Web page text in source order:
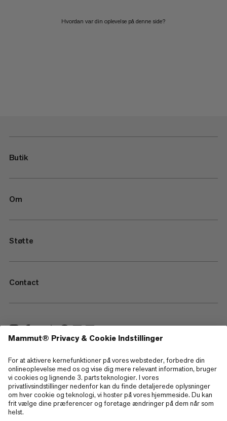
Hvordan var din oplevelse på denne side?
Butik
Om
Støtte
Contact
—
Sitemap
Cookies